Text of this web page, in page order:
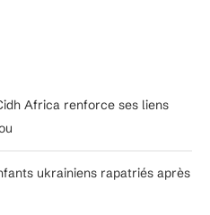
Africa renforce ses liens
ukrainiens rapatriés après